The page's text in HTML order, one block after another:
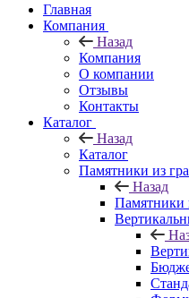
Главная
Компания
Назад
Компания
О компании
Отзывы
Контакты
Каталог
Назад
Каталог
Памятники из
Назад
Памятники